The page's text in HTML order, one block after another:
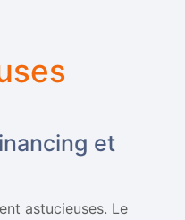
et
astucieuses. Le